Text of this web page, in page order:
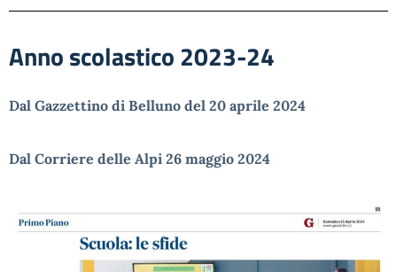
Anno scolastico 2023-24
Dal Gazzettino di Belluno del 20 aprile 2024
Dal Corriere delle Alpi 26 maggio 2024